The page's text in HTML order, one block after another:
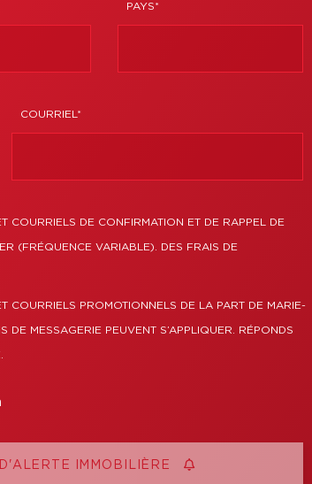
PAYS*
COURRIEL*
COURRIELS DE CONFIRMATION ET DE RAPPEL DE
(FRÉQUENCE VARIABLE). DES FRAIS DE
COURRIELS PROMOTIONNELS DE LA PART DE MARIE-
MESSAGERIE PEUVENT S’APPLIQUER. RÉPONDS
IMMOBILIÈRE